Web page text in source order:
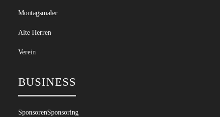
Montagsmaler
Alte Herren
Verein
BUSINESS
SponsorenSponsoring